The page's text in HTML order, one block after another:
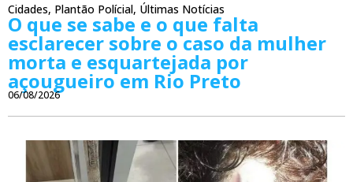
Cidades, Plantão Polícial, Últimas Notícias
O que se sabe e o que falta
esclarecer sobre o caso da mulher
morta e esquartejada por
açougueiro em Rio Preto
06/08/2026